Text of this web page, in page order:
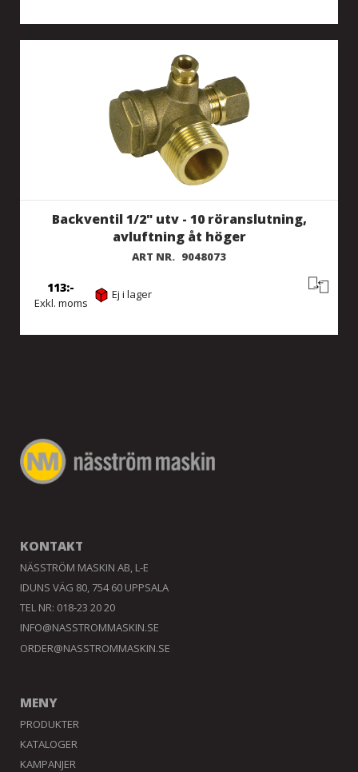
Backventil 1/2" utv - 10 röranslutning,
avluftning åt höger
ART NR. 9048073
Exkl. moms
113 Ej i lager
KONTAKT
NÄSSTRÖM MASKIN AB, L-E
IDUNS VÄG 80, 754 60 UPPSALA
TEL NR: 018-23 20 20
INFO@NASSTROMMASKIN.SE
ORDER@NASSTROMMASKIN.SE
MENY
PRODUKTER
KATALOGER
KAMPANJER